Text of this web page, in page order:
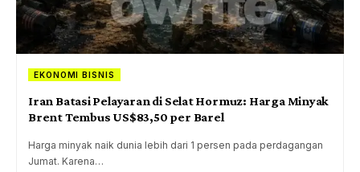
EKONOMI BISNIS
Iran Batasi Pelayaran di Selat Hormuz: Harga Minyak
Brent Tembus US$83,50 per Barel
Harga minyak naik dunia lebih dari 1 persen pada perdagangan
Jumat. Karena…